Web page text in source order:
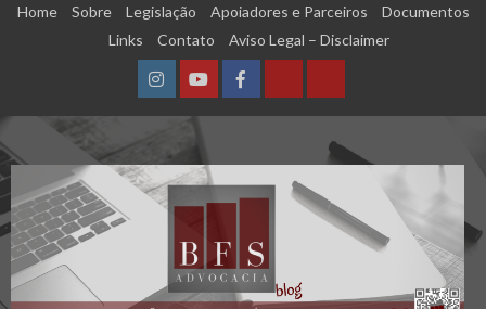
SkipHome Sobre Legislação Apoiadores e Parceiros
Documentos
Links
Contato Aviso Legal – Disclaimer
InstagramYouTubeFacebookCalculadora
Qualidade
de
Segurado
(INSS)
Calculadora
Tempo
de
Contribuição